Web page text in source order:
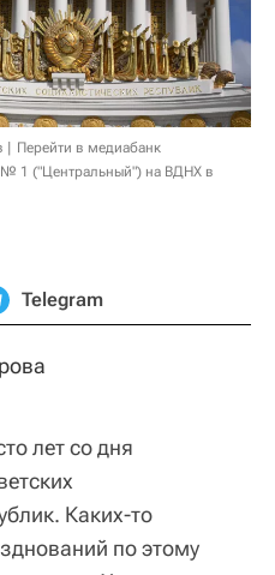
Перейти в медиабанк
№ 1 ("Центральный") на ВДНХ в
Telegram
лет со дня
Каких-то
по этому